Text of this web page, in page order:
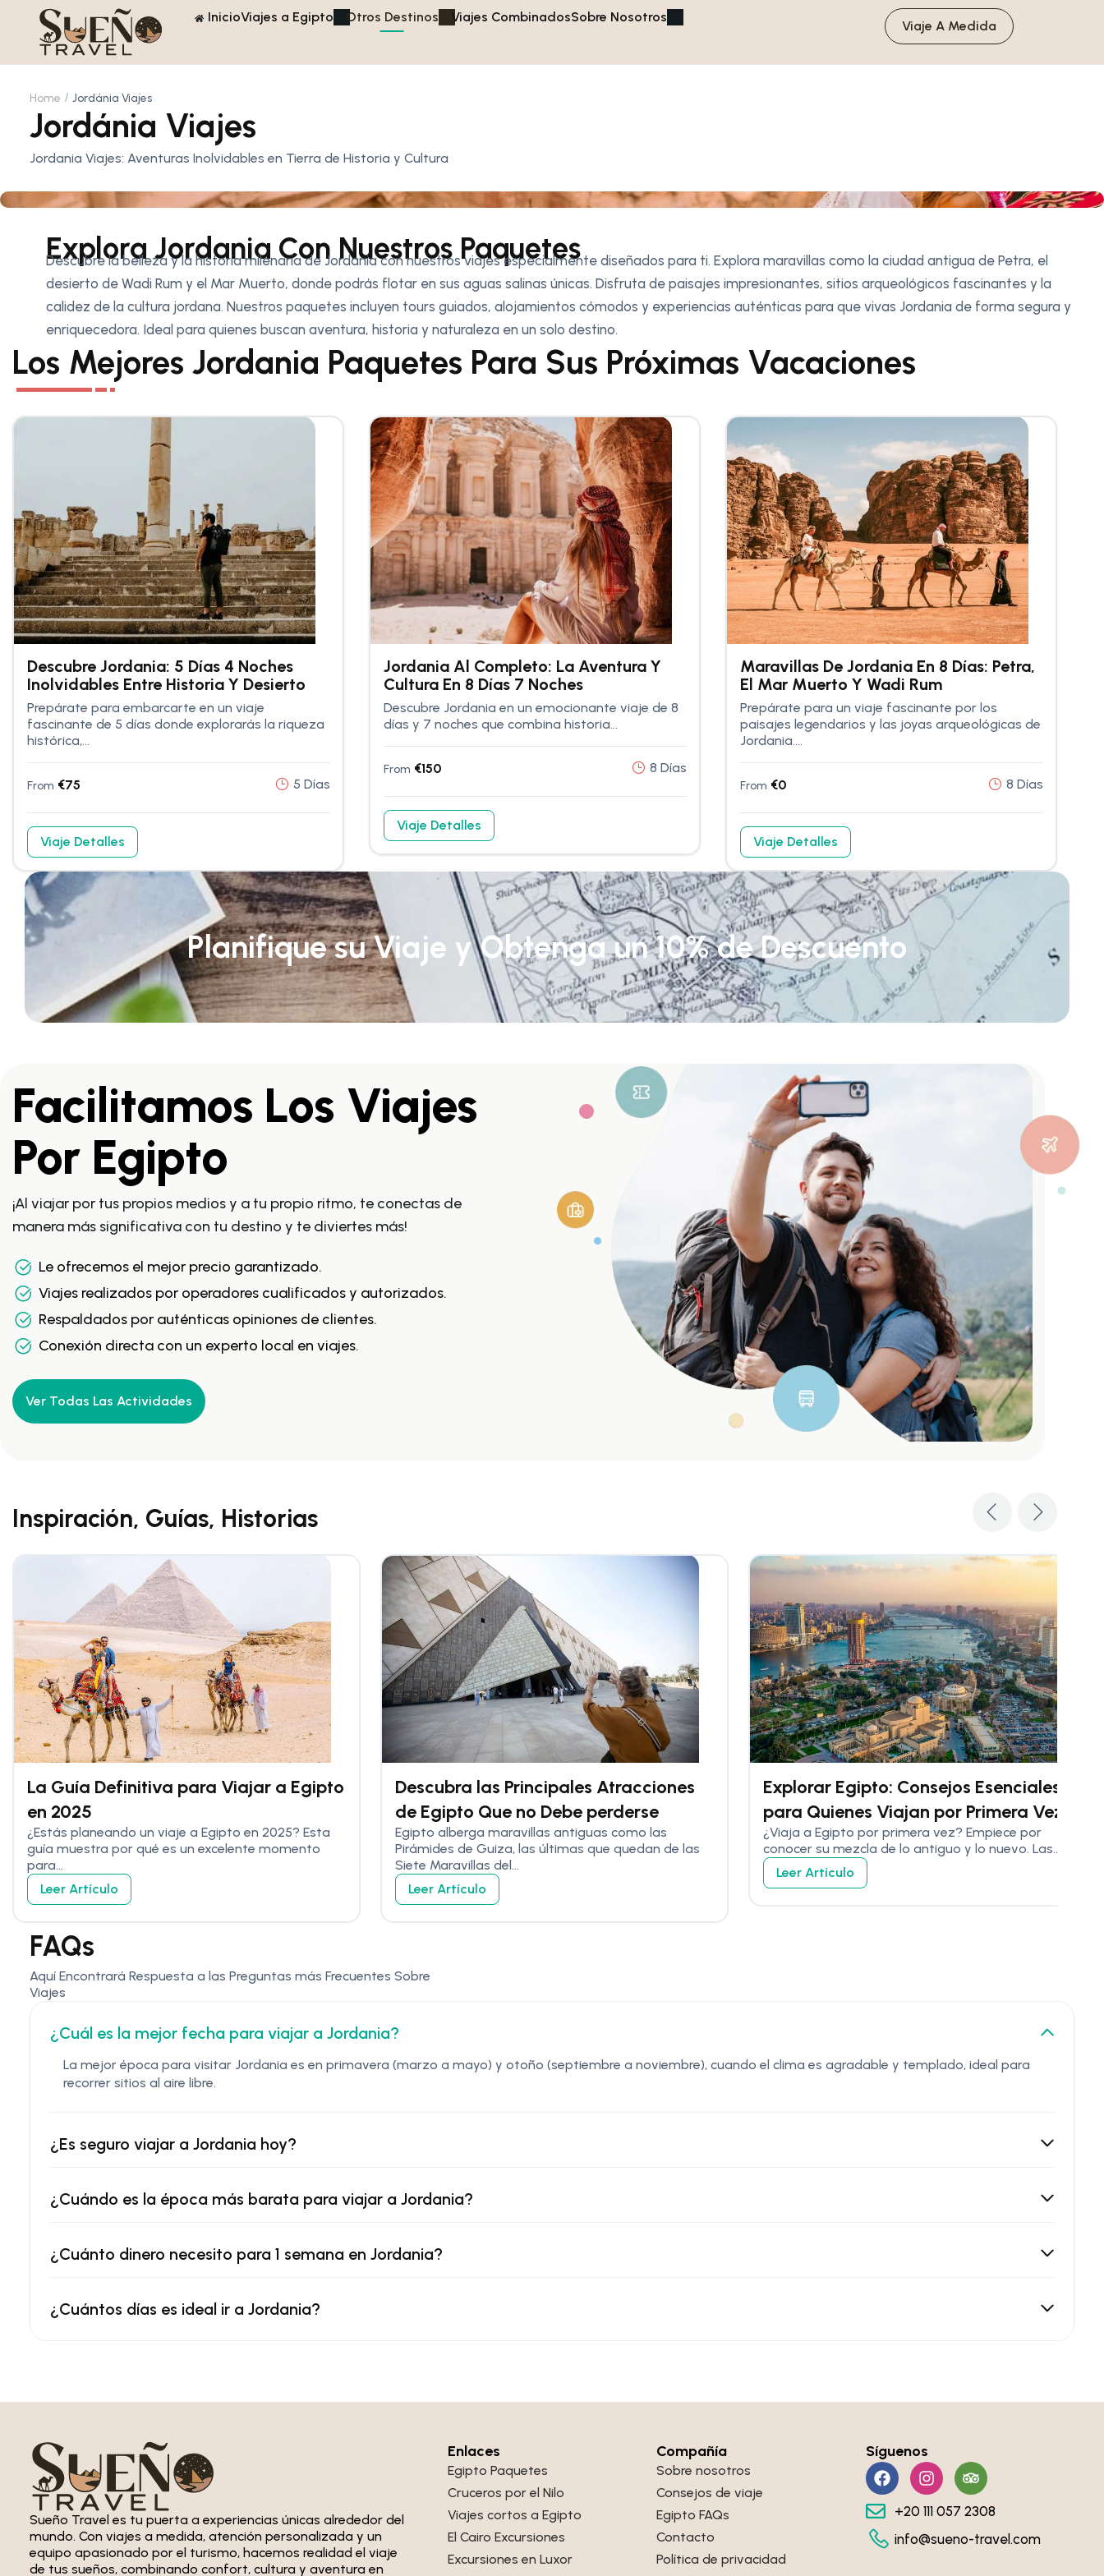
InicioViajes a Egipto Otros Destinos Viajes CombinadosSobre Nosotros
Viaje A Medida
Home Jordánia Viajes
Jordánia Viajes
Jordania Viajes: Aventuras Inolvidables en Tierra de Historia y Cultura
Explora Jordania Con Nuestros Paquetes
Descubre la belleza y la historia milenaria de Jordania con nuestros viajes especialmente diseñados para ti. Explora maravillas como la ciudad antigua de Petra, el
desierto de Wadi Rum y el Mar Muerto, donde podrás flotar en sus aguas salinas únicas. Disfruta de paisajes impresionantes, sitios arqueológicos fascinantes y la
calidez de la cultura jordana. Nuestros paquetes incluyen tours guiados, alojamientos cómodos y experiencias auténticas para que vivas Jordania de forma segura y
enriquecedora. Ideal para quienes buscan aventura, historia y naturaleza en un solo destino.
Los Mejores Jordania Paquetes Para Sus Próximas Vacaciones
Descubre Jordania: 5 Días 4 Noches
Inolvidables Entre Historia Y Desierto
Prepárate para embarcarte en un viaje
fascinante de 5 días donde explorarás la riqueza
histórica,...
From €75 5 Días
Viaje Detalles
Jordania Al Completo: La Aventura Y
Cultura En 8 Días 7 Noches
Descubre Jordania en un emocionante viaje de 8
días y 7 noches que combina historia...
From €150 8 Días
Viaje Detalles
Maravillas De Jordania En 8 Días: Petra,
El Mar Muerto Y Wadi Rum
Prepárate para un viaje fascinante por los
paisajes legendarios y las joyas arqueológicas de
Jordania....
From €0 8 Días
Viaje Detalles
Planifique su Viaje y Obtenga un 10% de Descuento
Facilitamos Los Viajes
Por Egipto
¡Al viajar por tus propios medios y a tu propio ritmo, te conectas de
manera más significativa con tu destino y te diviertes más!
Le ofrecemos el mejor precio garantizado.
Viajes realizados por operadores cualificados y autorizados.
Respaldados por auténticas opiniones de clientes.
Conexión directa con un experto local en viajes.
Ver Todas Las Actividades
Inspiración, Guías, Historias
La Guía Definitiva para Viajar a Egipto
en 2025
¿Estás planeando un viaje a Egipto en 2025? Esta
guía muestra por qué es un excelente momento
para...
Leer Artículo
Descubra las Principales Atracciones
de Egipto Que no Debe perderse
Egipto alberga maravillas antiguas como las
Pirámides de Guiza, las últimas que quedan de las
Siete Maravillas del...
Leer Artículo
Explorar Egipto: Consejos Esenciales
para Quienes Viajan por Primera Vez
¿Viaja a Egipto por primera vez? Empiece por
conocer su mezcla de lo antiguo y lo nuevo. Las...
Leer Artículo
FAQs
Aquí Encontrará Respuesta a las Preguntas más Frecuentes Sobre
Viajes
¿Cuál es la mejor fecha para viajar a Jordania?
La mejor época para visitar Jordania es en primavera (marzo a mayo) y otoño (septiembre a noviembre), cuando el clima es agradable y templado, ideal para
recorrer sitios al aire libre.
¿Es seguro viajar a Jordania hoy?
¿Cuándo es la época más barata para viajar a Jordania?
¿Cuánto dinero necesito para 1 semana en Jordania?
¿Cuántos días es ideal ir a Jordania?
Sueño Travel es tu puerta a experiencias únicas alrededor del
mundo. Con viajes a medida, atención personalizada y un
equipo apasionado por el turismo, hacemos realidad el viaje
de tus sueños, combinando confort, cultura y aventura en
Enlaces
Egipto Paquetes
Cruceros por el Nilo
Viajes cortos a Egipto
El Cairo Excursiones
Excursiones en Luxor
Compañía
Sobre nosotros
Consejos de viaje
Egipto FAQs
Contacto
Política de privacidad
Síguenos
+20 111 057 2308
info@sueno-travel.com